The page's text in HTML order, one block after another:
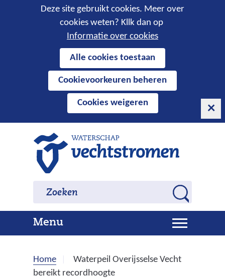
Cookies
toestaan?
Deze site gebruikt cookies. Meer over
cookies weten? Kllk dan op
Informatie over cookies
cookies
deze
website
worden
toegestaan
geweigerd.
Alle cookies toestaan
Cookievoorkeuren beheren
Cookies weigeren
naar
o
e
k
Zoeken Zoeken
MenuU
i
l
Home
Waterpeil Overijsselse Vecht
bereikt recordhoogte